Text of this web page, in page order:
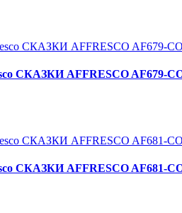
СКАЗКИ AFFRESCO AF679-
СКАЗКИ AFFRESCO AF681-